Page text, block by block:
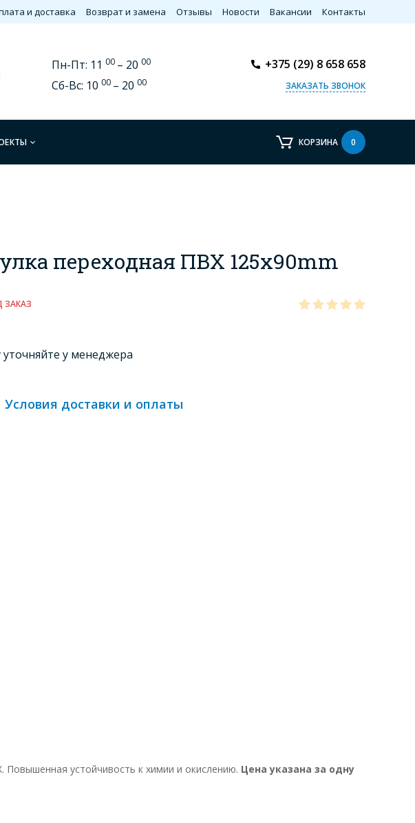
и доставка Возврат и замена Отзывы Новости Вакансии Контакты
Пн-Пт: 11 00 – 20 00
Сб-Вс: 10 00 – 20 00
+375 (29) 8 658 658
ЗАКАЗАТЬ ЗВОНОК
КОРЗИНА 0
переходная ПВХ 125x90mm
ЗАКАЗ
у менеджера
Условия доставки и оплаты
Повышенная устойчивость к химии и окислению. Цена указана за одну